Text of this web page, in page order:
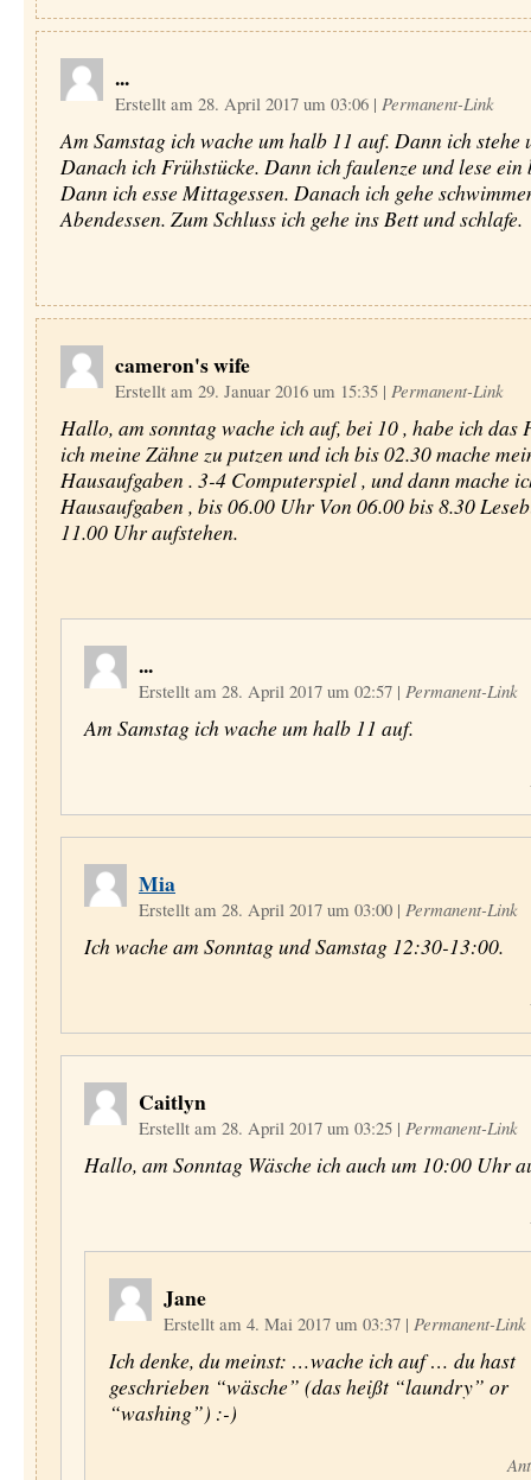
...
Erstellt am 28. April 2017 um 03:06 | Permanent-Link
Am Samstag ich wache um halb 11 auf. Dann ich stehe
Danach ich Frühstücke. Dann ich faulenze und lese ein
Dann ich esse Mittagessen. Danach ich gehe
Abendessen. Zum Schluss ich gehe ins Bett und schlafe.
cameron's wife
Erstellt am 29. Januar 2016 um 15:35 | Permanent-Link
Hallo, am sonntag wache ich auf, bei 10 , habe ich das
ich meine Zähne zu putzen und ich bis 02.30 mache
Hausaufgaben . 3-4 Computerspiel , und dann mache
Hausaufgaben , bis 06.00 Uhr Von 06.00 bis 8.30
11.00 Uhr aufstehen.
...
Erstellt am 28. April 2017 um 02:57 | Permanent-Link
Am Samstag ich wache um halb 11 auf.
Mia
Erstellt am 28. April 2017 um 03:00 | Permanent-Link
Ich wache am Sonntag und Samstag 12:30-13:00.
Caitlyn
Erstellt am 28. April 2017 um 03:25 | Permanent-Link
Hallo, am Sonntag Wäsche ich auch um 10:00 Uhr
Jane
Erstellt am 4. Mai 2017 um 03:37 | Permanent-Link
Ich denke, du meinst: …wache ich auf … du hast
geschrieben “wäsche” (das heißt “laundry” or
“washing”) :-)